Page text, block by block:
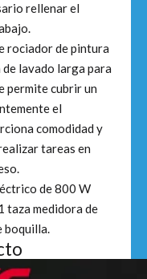
rellenar el
rociador de pintura
lavado larga para
permite cubrir un
el
comodidad y
tareas en
de 800 W
taza medidora de
boquilla.